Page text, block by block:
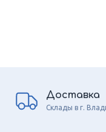
Доставка
Склады в г.